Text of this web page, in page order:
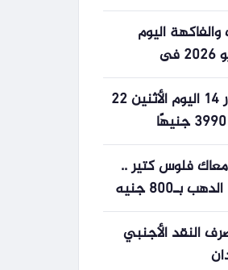
اليوم
الخميس 28 مايو 2026 فى
سعر الذهب عيار 14 اليوم الأثنين 22
فلوس كتير ..
إزاي تحوش في الدهب بـ800 جنيه
النقد الأجنبي